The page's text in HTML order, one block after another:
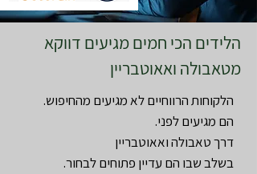
הלידים הכי חמים מגיעים דווקא
מטאבולה ואאוטבריין
הלקוחות הרווחיים לא מגיעים מהחיפוש.
הם מגיעים לפני.
דרך טאבולה ואאוטבריין
בשלב שבו הם עדיין פתוחים לבחור.